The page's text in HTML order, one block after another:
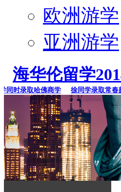
欧洲游学
亚洲游学
海华伦留学
录取哈佛商学 徐同学录取常春藤